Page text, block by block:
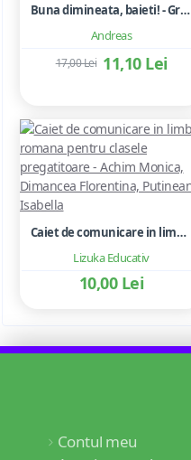
Andreas
Buna dimineata, baieti! - Grigore Bajenaru
11,10 Lei
17,00 Lei
Lizuka Educativ
Caiet de comunicare in limba romana pentru clasele pregatitoare - Achim Monica, Dimancea Florentina, Putineanu Isabella
10,00 Lei
Contul meu